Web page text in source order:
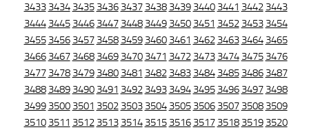
3433 3434 3435 3436 3437 3438 3439 3440 3441 3442 3443
3444 3445 3446 3447 3448 3449 3450 3451 3452 3453 3454
3455 3456 3457 3458 3459 3460 3461 3462 3463 3464 3465
3466 3467 3468 3469 3470 3471 3472 3473 3474 3475 3476
3477 3478 3479 3480 3481 3482 3483 3484 3485 3486 3487
3488 3489 3490 3491 3492 3493 3494 3495 3496 3497 3498
3499 3500 3501 3502 3503 3504 3505 3506 3507 3508 3509
3510 3511 3512 3513 3514 3515 3516 3517 3518 3519 3520